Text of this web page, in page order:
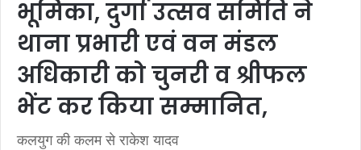
भूमिका, दुर्गा उत्सव समिति ने
थाना प्रभारी एवं वन मंडल
अधिकारी को चुनरी व श्रीफल
भेंट कर किया सम्मानित,
कलयुग की कलम से राकेश यादव